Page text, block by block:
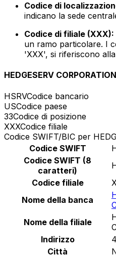
Codice di
indicano la sede
Codice di filiale (XXX):
un ramo particolare. I
'XXX', si riferiscono
HEDGESERV CORPORATION
HSRVCodice bancario
USCodice paese
33Codice di posizione
XXXCodice filiale
Codice SWIFT/BIC per
Codice SWIFT
Codice SWIFT (8
caratteri)
Codice filiale
Nome della banca
Nome della filiale
Indirizzo
Città